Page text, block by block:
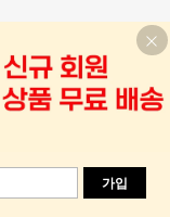
가입